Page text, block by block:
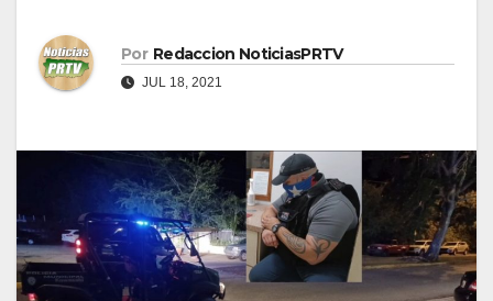
Por Redaccion NoticiasPRTV
JUL 18, 2021